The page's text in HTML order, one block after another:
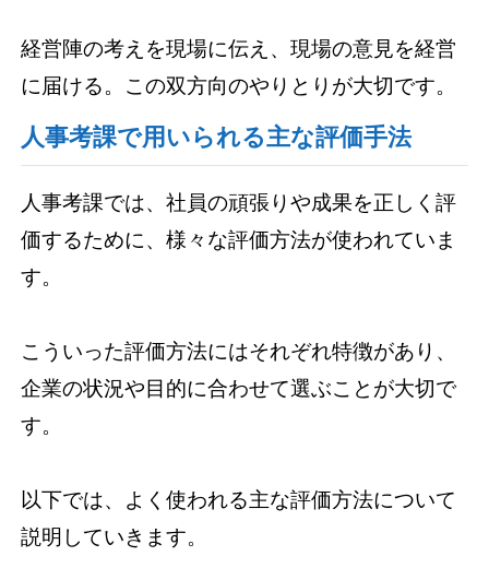
経営陣の考えを現場に伝え、現場の意見を経営
に届ける。この双方向のやりとりが大切です。
人事考課で用いられる主な評価手法
人事考課では、社員の頑張りや成果を正しく評
価するために、様々な評価方法が使われていま
す。
こういった評価方法にはそれぞれ特徴があり、
企業の状況や目的に合わせて選ぶことが大切で
す。
以下では、よく使われる主な評価方法について
説明していきます。